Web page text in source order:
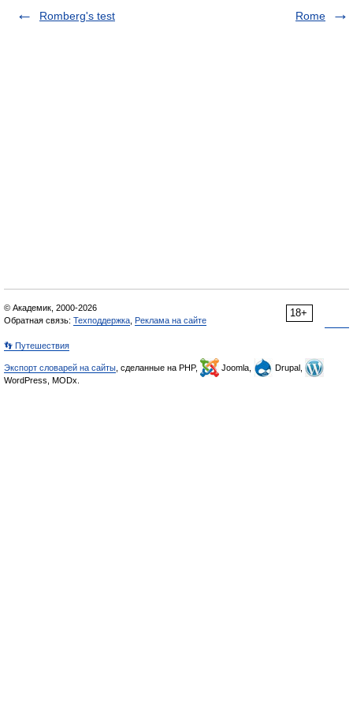
Romberg's test
Rome
18+
© Академик, 2000-2026
Обратная связь: Техподдержка Реклама на сайте
👣 Путешествия
Экспорт словарей на сайты , сделанные на PHP, Joomla,
Drupal,
WordPress, MODx.